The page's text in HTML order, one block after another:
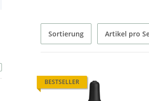
Sortierung Artikel pro
BESTSELLER